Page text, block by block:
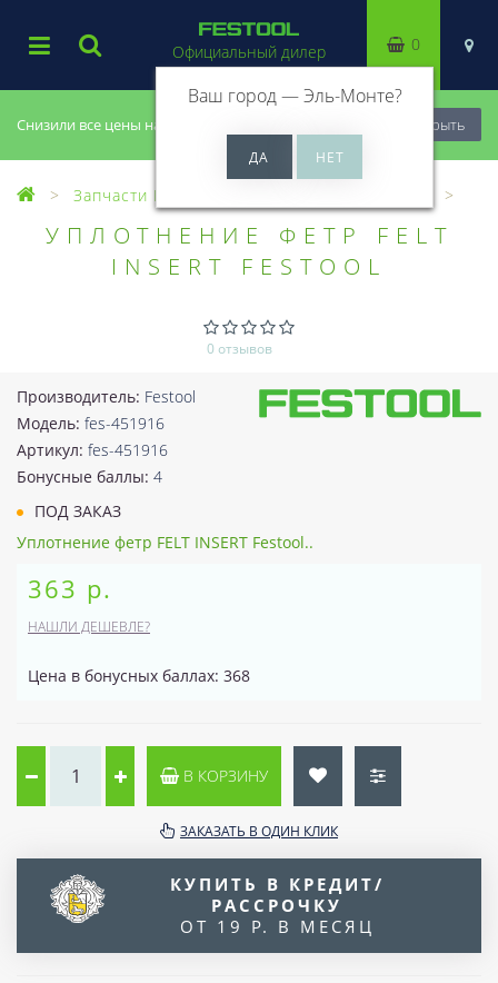
Снизили все цены на 20%, успей купить! Закрыть
Официальный дилер
Ваш город —Эль-Монте?
0
Запчасти Festool
УПЛОТНЕНИЕ ФЕТР FELT
INSERT FESTOOL
0 отзывов
Производитель: Festool
Модель: fes-451916
Артикул: fes-451916
Бонусные баллы: 4
ПОД ЗАКАЗ
Уплотнение фетр FELT INSERT Festool..
363 р.
НАШЛИ ДЕШЕВЛЕ?
Цена в бонусных баллах: 368
В КОРЗИНУ
ЗАКАЗАТЬ В ОДИН КЛИК
КУПИТЬ В КРЕДИТ/
РАССРОЧКУ
ОТ 19 Р. В МЕСЯЦ